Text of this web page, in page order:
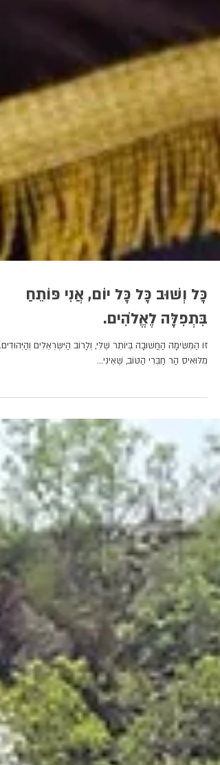
כָּל וְשׁוּב כָּל כָּל יוֹם, אֲנִי פּוֹתֵחַ
בִּתְפִלָּה לֶאֱלֹהִים.
זוֹ הַמְּשִׂימָה הַחֲשׁוּבָה בְּיוֹתֵר שֶׁלִּי, וְלָרוֹב הַיִּשְׂרְאֵלִים וְהַיְּהוּדִים.
מִלּוּאִיס הַר חַבְּרִי הַטּוֹב, שֶׁאֵינִי...